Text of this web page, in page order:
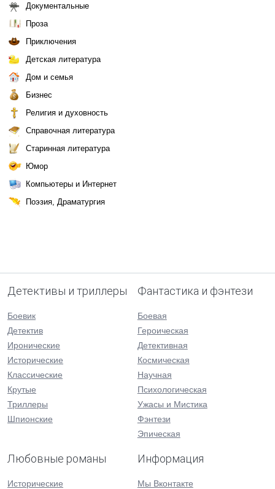
Документальные
Проза
Приключения
Детская литература
Дом и семья
Бизнес
Религия и духовность
Справочная литература
Старинная литература
Юмор
Компьютеры и Интернет
Поэзия, Драматургия
Детективы и триллеры
Боевик
Детектив
Иронические
Исторические
Классические
Крутые
Триллеры
Шпионские
Фантастика и фэнтези
Боевая
Героическая
Детективная
Космическая
Научная
Психологическая
Ужасы и Мистика
Фэнтези
Эпическая
Любовные романы
Исторические
Информация
Мы Вконтакте